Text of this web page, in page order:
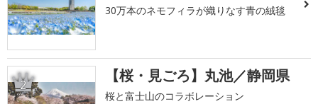
30万本のネモフィラが織りなす青の絨毯
2 【桜・見ごろ】丸池／静岡県
桜と富士山のコラボレーション